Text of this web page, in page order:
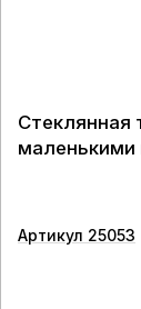
Стеклянная
Артикул 25053